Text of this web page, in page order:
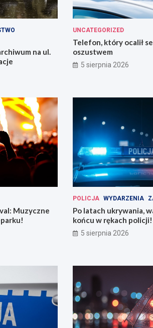
na ul.
UNCATEGORIZED
Telefon, który ocalił
oszustwem
5 sierpnia 2026
Muzyczne
POLICJA WYDARZENIA
Po latach ukrywania,
końcu w rękach policji!
5 sierpnia 2026